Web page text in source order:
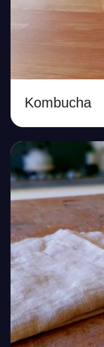
Kombucha